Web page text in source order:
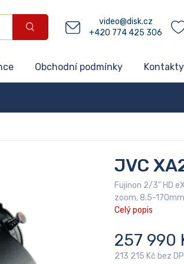
video@disk.cz
+420 774 425 306
Obchodní podmínky Kontakty
JVC
Fujinon 2/3" HD
zoom, 8.5-170mm
Celý popis
257 990
213 215 Kč bez